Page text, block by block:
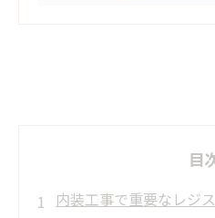
目
内装工事で重要なレジ